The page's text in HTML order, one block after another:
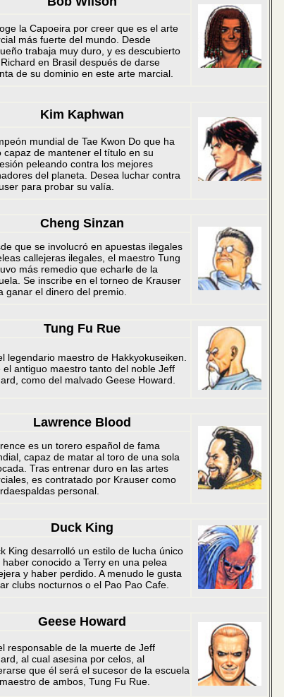
la Capoeira por creer que es el arte
más fuerte del mundo. Desde
trabaja muy duro, y es descubierto
en Brasil después de darse
de su dominio en este arte marcial.
Kim Kaphwan
mundial de Tae Kwon Do que ha
capaz de mantener el título en su
peleando contra los mejores
del planeta. Desea luchar contra
para probar su valía.
Cheng Sinzan
que se involucró en apuestas ilegales
callejeras ilegales, el maestro Tung
más remedio que echarle de la
Se inscribe en el torneo de Krauser
ganar el dinero del premio.
Tung Fu Rue
legendario maestro de Hakkyokuseiken.
el antiguo maestro tanto del noble Jeff
como del malvado Geese Howard.
Lawrence Blood
es un torero español de fama
capaz de matar al toro de una sola
Tras entrenar duro en las artes
es contratado por Krauser como
personal.
Duck King
King desarrolló un estilo de lucha único
haber conocido a Terry en una pelea
y haber perdido. A menudo le gusta
clubs nocturnos o el Pao Pao Cafe.
Geese Howard
responsable de la muerte de Jeff
al cual asesina por celos, al
que él será el sucesor de la escuela
de ambos, Tung Fu Rue.